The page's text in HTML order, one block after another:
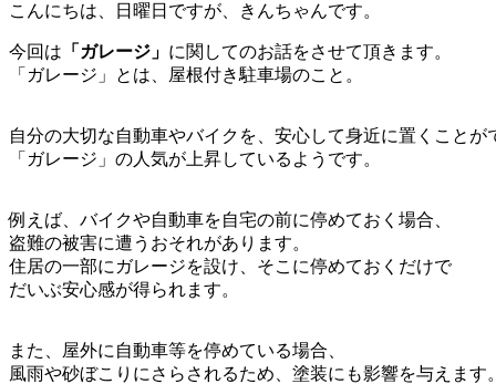
こんにちは、日曜日ですが、きんちゃんです。
今回は 「ガレージ」 に関してのお話をさせて頂きます。
「ガレージ」とは、屋根付き駐車場のこと。
自分の大切な自動車やバイクを、安心して身近に置くことが
「ガレージ」の人気が上昇しているようです。
例えば、バイクや自動車を自宅の前に停めておく場合、
盗難の被害に遭うおそれがあります。
住居の一部にガレージを設け、そこに停めておくだけで
だいぶ安心感が得られます。
また、屋外に自動車等を停めている場合、
風雨や砂ぼこりにさらされるため、塗装にも影響を与えます。